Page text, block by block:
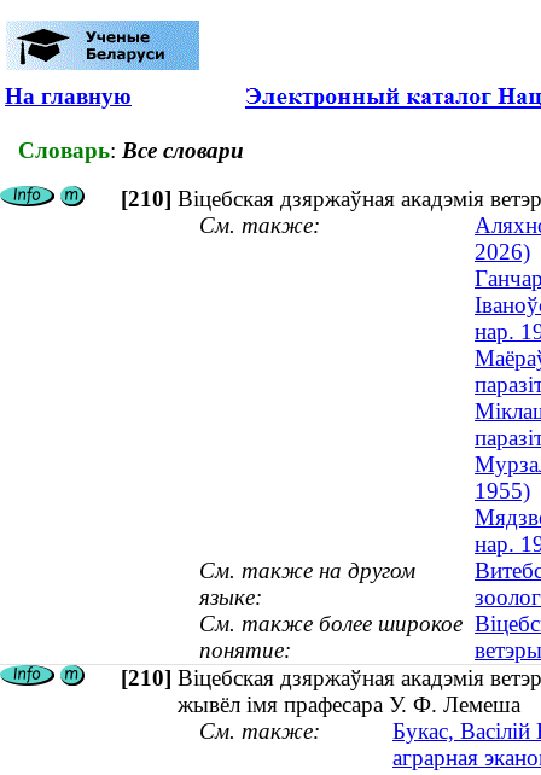
На главную
Словарь: Все словари
[210] Віцебская дзяржаўная акадэмія
См. также:
2026)
нар.
1955)
нар.
См. также на другом
языке:
См. также более широкое
понятие:
[210] Віцебская дзяржаўная акадэмія
жывёл імя прафесара У. Ф. Лемеша
См. также:
Букас,
аграрная